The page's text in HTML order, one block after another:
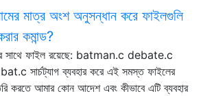
মাত্র অংশ অনুসন্ধান করে ফাইলগুলি
কমান্ড?
সাথে ফাইল রয়েছে: batman.c debate.c
সার্চট্যাগ ব্যবহার করে এই সমস্ত ফাইলের
করতে আমার কোন আদেশ এবং কীভাবে এটি ব্যবহার